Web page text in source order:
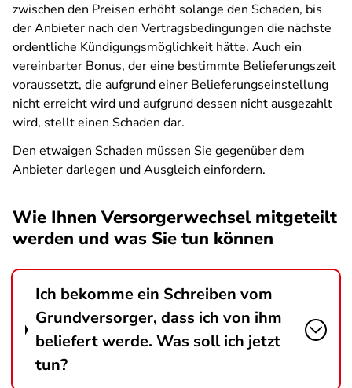
zwischen den Preisen erhöht solange den Schaden, bis
der Anbieter nach den Vertragsbedingungen die nächste
ordentliche Kündigungsmöglichkeit hätte. Auch ein
vereinbarter Bonus, der eine bestimmte Belieferungszeit
voraussetzt, die aufgrund einer Belieferungseinstellung
nicht erreicht wird und aufgrund dessen nicht ausgezahlt
wird, stellt einen Schaden dar.
Den etwaigen Schaden müssen Sie gegenüber dem
Anbieter darlegen und Ausgleich einfordern.
Wie Ihnen Versorgerwechsel mitgeteilt
werden und was Sie tun können
Ich bekomme ein Schreiben vom
Grundversorger, dass ich von ihm
beliefert werde. Was soll ich jetzt
tun?